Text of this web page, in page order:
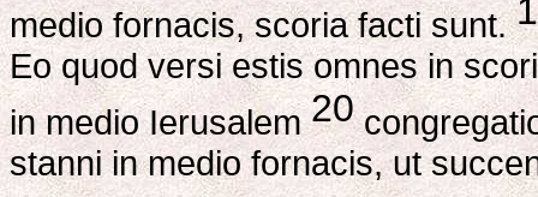
medio fornacis, scoria facti sunt.
Eo quod versi estis omnes in
in medio Ierusalem20
stanni in medio fornacis, ut